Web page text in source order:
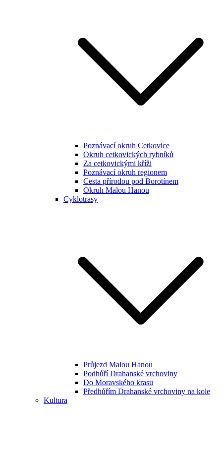
Poznávací okruh Cetkovice
Okruh cetkovických rybníků
Za cetkovickými kříži
Poznávací okruh regionem
Cesta přírodou pod Borotínem
Okruh Malou Hanou
Cyklotrasy
Průjezd Malou Hanou
Podhůří Drahanské vrchoviny
Do Moravského krasu
Předhůřím Drahanské vrchoviny na kole
Kultura